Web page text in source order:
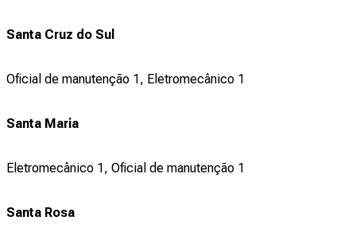
Santa Cruz do Sul
Oficial de manutenção 1, Eletromecânico 1
Santa Maria
Eletromecânico 1, Oficial de manutenção 1
Santa Rosa